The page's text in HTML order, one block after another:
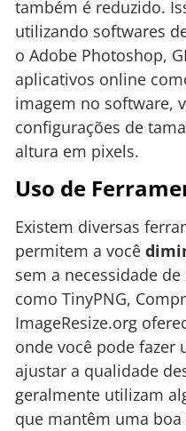
também é reduzido.
utilizando softwares
o Adobe Photoshop,
aplicativos online
imagem no software,
configurações de
altura em pixels.
Uso de
Existem diversas
permitem a você
sem a necessidade
como TinyPNG,
ImageResize.org
onde você pode fazer
ajustar a qualidade
geralmente utilizam
que mantêm uma